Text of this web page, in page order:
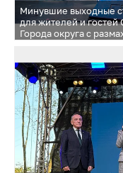
Минувшие выходные
для жителей и гостей
Города округа с